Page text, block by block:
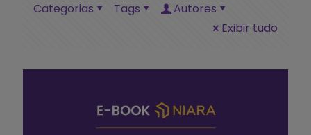
Categorias Tags
Autores
Exibir tudo